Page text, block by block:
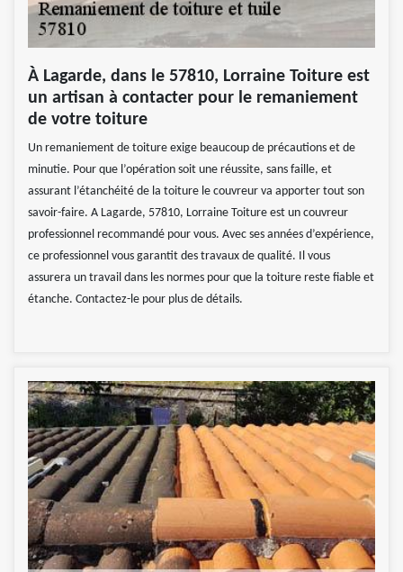
À Lagarde, dans le 57810, Lorraine Toiture est
un artisan à contacter pour le remaniement
de votre toiture
Un remaniement de toiture exige beaucoup de précautions et de
minutie. Pour que l’opération soit une réussite, sans faille, et
assurant l’étanchéité de la toiture le couvreur va apporter tout son
savoir-faire. A Lagarde, 57810, Lorraine Toiture est un couvreur
professionnel recommandé pour vous. Avec ses années d’expérience,
ce professionnel vous garantit des travaux de qualité. Il vous
assurera un travail dans les normes pour que la toiture reste fiable et
étanche. Contactez-le pour plus de détails.